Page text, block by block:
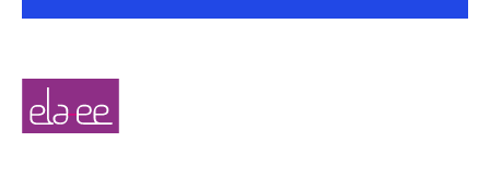
Navigation
secondaire
Elaee